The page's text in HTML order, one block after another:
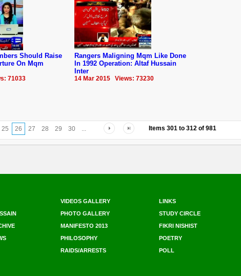
Should Raise
On Mqm
71033
Rangers Maligning Mqm Like Done
In 1992 Operation: Altaf Hussain
Inter
14 Mar 2015 Views: 73230
25 26 27 28 29 30 ... Items 301 to 312 of 981
VIDEOS GALLERY LINKS
PHOTO GALLERY STUDY CIRCLE
MANIFESTO 2013 FIKRI NISHIST
PHILOSOPHY POETRY
RAIDS/ARRESTS POLL